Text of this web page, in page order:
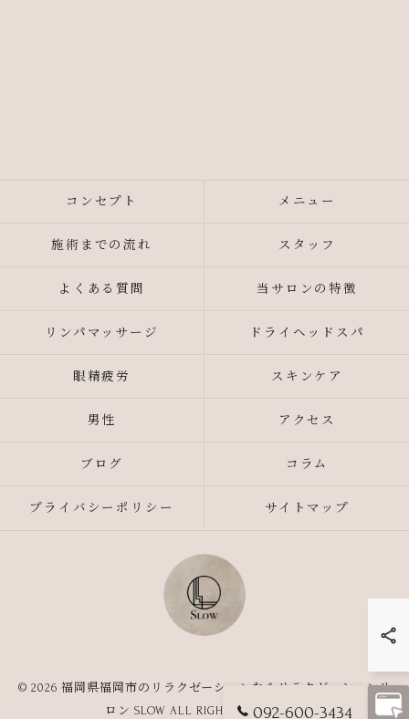
092-600-3434
コンセプト メニュー
施術までの流れ スタッフ
よくある質問 当サロンの特徴
リンパマッサージ ドライヘッドスパ
眼精疲労 スキンケア
男性 アクセス
ブログ コラム
プライバシーポリシー サイトマップ
© 2026 福岡県福岡市のリラクゼーションならリラクゼーションサ
ロン SLOW ALL RIGHTS RESERVED.